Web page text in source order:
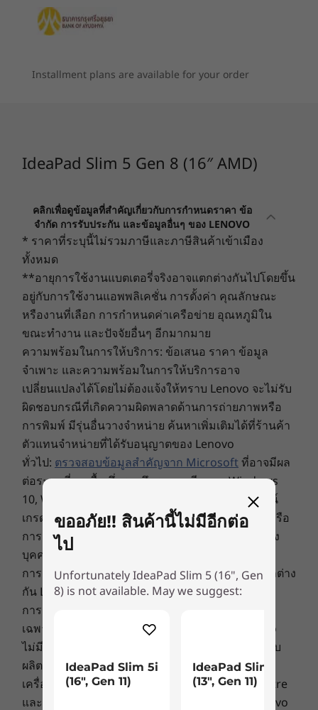
ทางมากเท่าไร คุณก็จะยิ่งประทับใจกับรูปลักษณ์ที่
เพรียวบาง สมบุกสมบัน และผ่านการทดสอบ Mil-
ทาง ด้วยน้ำหนักเริ่มต้น 1.89 กก. / 4.17 ปอนด์ คุณ
ภาพระดับเหนือชั้น
จอแสดงผลขนาด 16 นิ้ว ให้ความรู้สึกใหญ่ขึ้นด้วย
ขอบจอแคบ 4 ด้าน และอัตราส่วนพื้นที่ใช้งาน 90%
ซึ่งช่วยให้หน้าจอดูใหญ่ขึ้น จอแสดงผลสูงถึง 2.5K ให้
สีที่สดใสและความคมชัดที่มากขึ้นด้วยจอแสดงผล
IPS สูงสุด 16 นิ้ว พร้อม sRGB 100% เพื่อความอิ่มตัว
ของสีที่ยอดเยี่ยม อัตราส่วนภาพ 16:10 เหมาะ
สำหรับการดูภาพยนตร์ แต่ก็ยังสามารถใช้ในการ
ทำงานเอกสารและการรับรองการลดแสงสีฟ้าจาก
TÜV ช่วยป้องกันดวงตาของคุณจากอาการตาล้า
ลำโพงแบบหันเข้าหาผู้ใช้ Dolby Audio™ หนึ่งคู่จะ
ให้คุณภาพเสียงที่น่าประทับใจเพื่อความบันเทิง
with time and use.
Audio
Dolby Audio ®
Privacy shutter
CONNECTIVITY
Ports/Slots
2 x USB-C 3.2 Gen 1 (full-function)
2 x USB-A 3.2 Gen 1 (1 x always-on)
HDMI™ 1.4
Headphone / mic combo
Mini SD card reader
* USB port transfer speeds are approximate and depend on many factors, such as
processing capability of host/peripheral devices, file attributes, system configuration
and operating environments; actual speeds will vary and may be less than expected.
WiFi
Up to WiFi 6E*
Bluetooth®5.1
* 6GHz WiFi 6E operation is dependent on the support of the operating system,
routers/APs/gateways that support WiFi 6E, along with the regional regulatory
certifications and spectrum allocation.
Specifications may vary depending upon region / model.
DESIGN
Headphone / mic combo
Installment plans are available for your order
IdeaPad Slim 5 Gen 8 (16″ AMD)
คลิกเพื่อดูข้อมูลที่สำคัญเกี่ยวกับการกำหนดราคา ข้อ
จำกัด การรับประกัน และข้อมูลอื่นๆ ของ LENOVO
* ราคาที่ระบุนี้ไม่รวมภาษีและภาษีสินค้าเข้าเมือง
ทั้งหมด
**อายุการใช้งานแบตเตอรี่จริงอาจแตกต่างกันไปโดยขึ้น
อยู่กับการใช้งานแอพพลิเคชั่น การตั้งค่า คุณลักษณะ
หรืองานที่เลือก การกำหนดค่าเครือข่าย อุณหภูมิใน
ขณะทำงาน และปัจจัยอื่นๆ อีกมากมาย
ความพร้อมในการให้บริการ: ข้อเสนอ ราคา ข้อมูล
จำเพาะ และความพร้อมในการให้บริการอาจ
เปลี่ยนแปลงได้โดยไม่ต้องแจ้งให้ทราบ Lenovo จะไม่รับ
ผิดชอบกรณีที่เกิดความผิดพลาดด้านการถ่ายภาพหรือ
การพิมพ์ มีรุ่นอื่นวางจำหน่าย ค้นหาเพิ่มเติมได้ที่ร้านค้า
ตัวแทนจำหน่ายที่ได้รับอนุญาตของ Lenovo
ทั่วไป: ตรวจสอบข้อมูลสำคัญจาก Microsoftที่อาจมีผล
ต่อระบบที่คุณซื้อ ซึ่งรวมถึงรายละเอียดบน Windows
10, Windows 8, Windows 7 และการอัพเกรด/ดาวน์
เกรดที่อาจเกิดขึ้นได้ Lenovo ไม่มีการจัดตั้งตัวแทนหรือ
การรับประกันที่เกี่ยวข้องกับผลิตภัณฑ์หรือบริการของ
บุคคลที่สาม
การกำหนดราคา: ราคาของตัวแทนจำหน่ายอาจแตกต่าง
กัน Lenovo ไม่ได้กำหนดราคาของตัวแทนจำหน่าย
การรับประกัน: การรับประกันในส่วนภูมิภาคจะใช้ได้
เฉพาะในกลุ่มประเทศอาเซียนและจีนเท่านั้น Lenovo
ไม่มีการจัดตั้งตัวแทนหรือการรับประกันที่เกี่ยวข้องกับ
ผลิตภัณฑ์หรือบริการของบุคคลที่สาม
เครื่องหมายการค้า: Lenovo, ThinkPad, ThinkCentre
และโลโก้ Lenovo เป็นเครื่องหมายการค้าของ Lenovo
ขออภัย!! สินค้านี้ไม่มีอีกต่อ
ไป
Unfortunately IdeaPad Slim 5 (16", Gen
8) is not available. May we suggest:
IdeaPad Slim 5i
(16", Gen 11)
IdeaPad Slim 5i
(13", Gen 11)